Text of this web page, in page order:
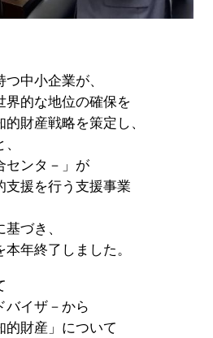
中小企業が、
界的な地位の確保を
財産戦略を策定し、
センタ－」が
支援を行う支援事業
づき、
年終了しました。
バイザ－から
的財産」について